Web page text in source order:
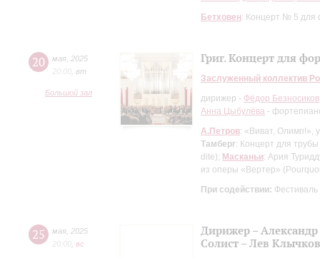
Бетховен: Концерт № 5 для
20 мая 2025
20:00 вт
Большой зал
Григ. Концерт для
Заслуженный коллектив
дирижер - Фёдор Безносиков
Анна Цыбулёва -
А.Петров: «Виват, Олимп!»,
Тамберг: Концерт для
dite); Масканьи: Ария
из оперы «Вертер»
При содействии:
25 мая 2025
20:00 вc
Дирижер –
Солист – Лев Клычков